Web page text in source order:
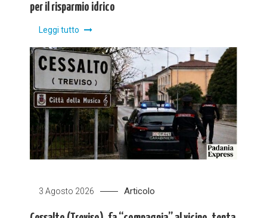
per il risparmio idrico
Leggi tutto
3 Agosto 2026 Articolo